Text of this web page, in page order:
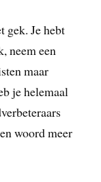
gek. Je hebt
neem een
maar
je helemaal
woord meer